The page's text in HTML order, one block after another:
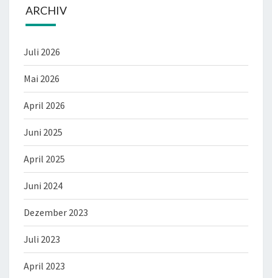
ARCHIV
Juli 2026
Mai 2026
April 2026
Juni 2025
April 2025
Juni 2024
Dezember 2023
Juli 2023
April 2023